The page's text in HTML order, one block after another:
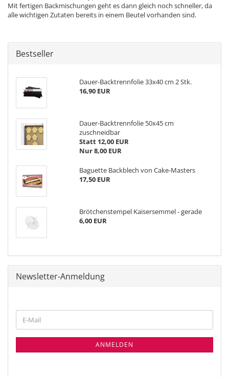
Mit fertigen Backmischungen geht es dann gleich noch schneller, da
alle wichtigen Zutaten bereits in einem Beutel vorhanden sind.
Bestseller
Dauer-Backtrennfolie 33x40 cm 2 Stk.
16,90 EUR
Dauer-Backtrennfolie 50x45 cm
zuschneidbar
Statt 12,00 EUR
Nur 8,00 EUR
Baguette Backblech von Cake-Masters
17,50 EUR
Brötchenstempel Kaisersemmel - gerade
6,00 EUR
Newsletter-Anmeldung
ZUR
NEWSLETTER-
E-
Mail
ANMELDEN